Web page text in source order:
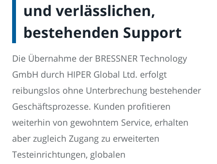
und verlässlichen,
bestehenden Support
Die Übernahme der BRESSNER Technology
GmbH durch HIPER Global Ltd. erfolgt
reibungslos ohne Unterbrechung bestehender
Geschäftsprozesse. Kunden profitieren
weiterhin von gewohntem Service, erhalten
aber zugleich Zugang zu erweiterten
Testeinrichtungen, globalen